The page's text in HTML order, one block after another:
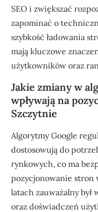
SEO i zwiększać
zapominać o
szybkość ładowania
mają kluczowe
użytkowników oraz
Jakie zmiany w
wpływają na
Szczytnie
Algorytmy Google
dostosowują do
rynkowych, co ma
pozycjonowanie stron
latach zauważalny
oraz doświadczeń